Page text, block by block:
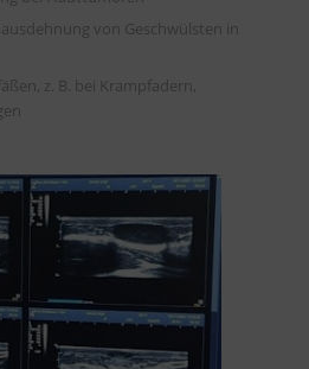
von Geschwülsten in
z. B. bei Krampfadern,